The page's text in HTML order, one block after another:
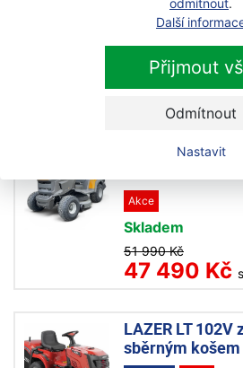
odmítnout.
Další
Přijmout
Odmítnout
Nastavit
Stiga Estate
traktor
116 990 Kč
TOM GRASS
Akce
Skladem
51 990 Kč
47 490 Kč
LAZER LT
sběrným košem